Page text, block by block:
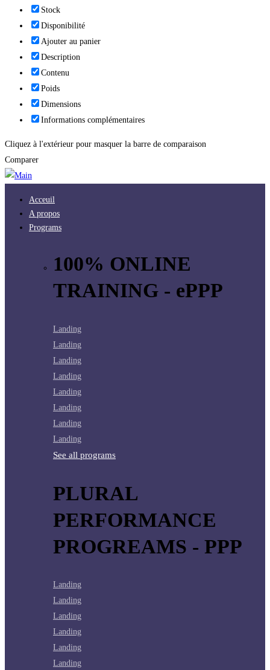
Stock
Disponibilité
Ajouter au panier
Description
Contenu
Poids
Dimensions
Informations complémentaires
Cliquez à l'extérieur pour masquer la barre de comparaison
Comparer
Acceuil
A propos
Programs
100% ONLINE
TRAINING - ePPP
Landing
Landing
Landing
Landing
Landing
Landing
Landing
Landing
See all programs
PLURAL
PERFORMANCE
PROGREAMS - PPP
Landing
Landing
Landing
Landing
Landing
Landing